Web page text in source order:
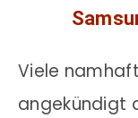
Viele
angekündigt